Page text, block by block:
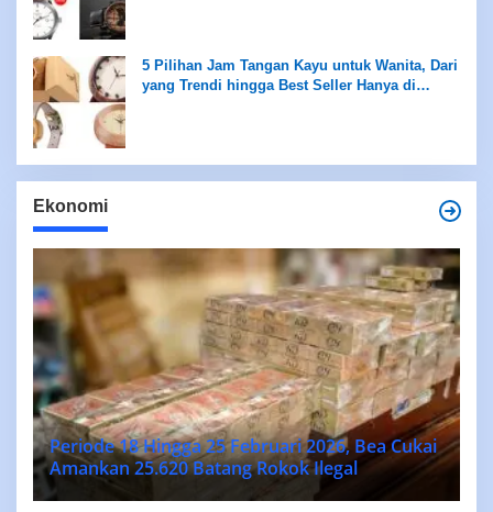
5 Pilihan Jam Tangan Kayu untuk Wanita, Dari
yang Trendi hingga Best Seller Hanya di
Ekonomi
Periode 18 Hingga 25 Februari 2026, Bea Cukai
Amankan 25.620 Batang Rokok Ilegal